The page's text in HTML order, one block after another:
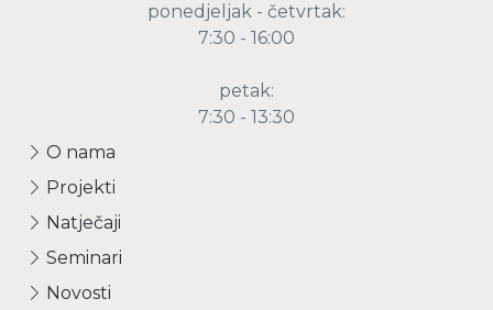
ponedjeljak - četvrtak:
7:30 - 16:00
petak:
7:30 - 13:30
O nama
Projekti
Natječaji
Seminari
Novosti